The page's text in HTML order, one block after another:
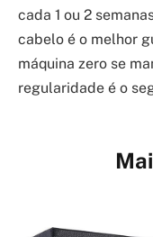
cada 1 ou 2
cabelo é o melhor
máquina zero se
regularidade é o